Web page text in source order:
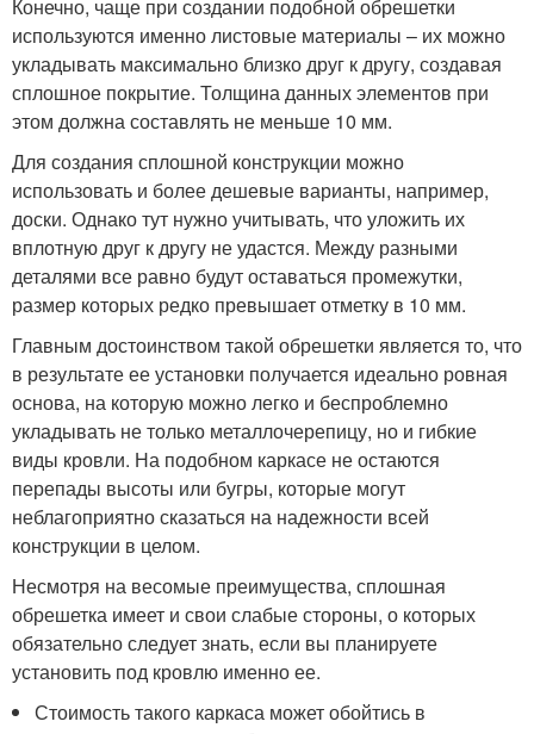
Конечно, чаще при создании подобной обрешетки
используются именно листовые материалы – их можно
укладывать максимально близко друг к другу, создавая
сплошное покрытие. Толщина данных элементов при
этом должна составлять не меньше 10 мм.
Для создания сплошной конструкции можно
использовать и более дешевые варианты, например,
доски. Однако тут нужно учитывать, что уложить их
вплотную друг к другу не удастся. Между разными
деталями все равно будут оставаться промежутки,
размер которых редко превышает отметку в 10 мм.
Главным достоинством такой обрешетки является то, что
в результате ее установки получается идеально ровная
основа, на которую можно легко и беспроблемно
укладывать не только металлочерепицу, но и гибкие
виды кровли. На подобном каркасе не остаются
перепады высоты или бугры, которые могут
неблагоприятно сказаться на надежности всей
конструкции в целом.
Несмотря на весомые преимущества, сплошная
обрешетка имеет и свои слабые стороны, о которых
обязательно следует знать, если вы планируете
установить под кровлю именно ее.
Стоимость такого каркаса может обойтись в